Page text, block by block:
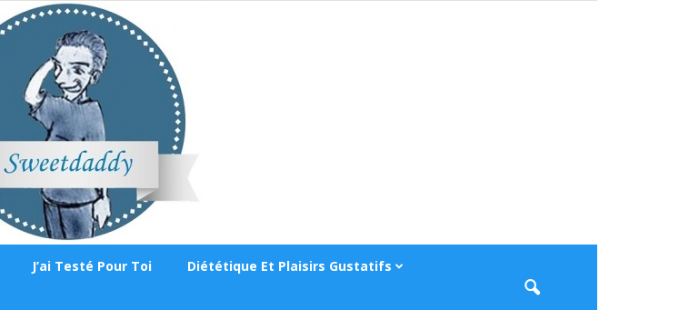
J’ai Testé Pour Toi Diététique Et Plaisirs Gustatifs